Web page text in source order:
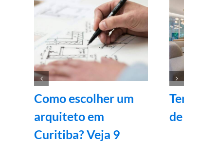
Como escolher um
arquiteto em
Curitiba? Veja 9
de